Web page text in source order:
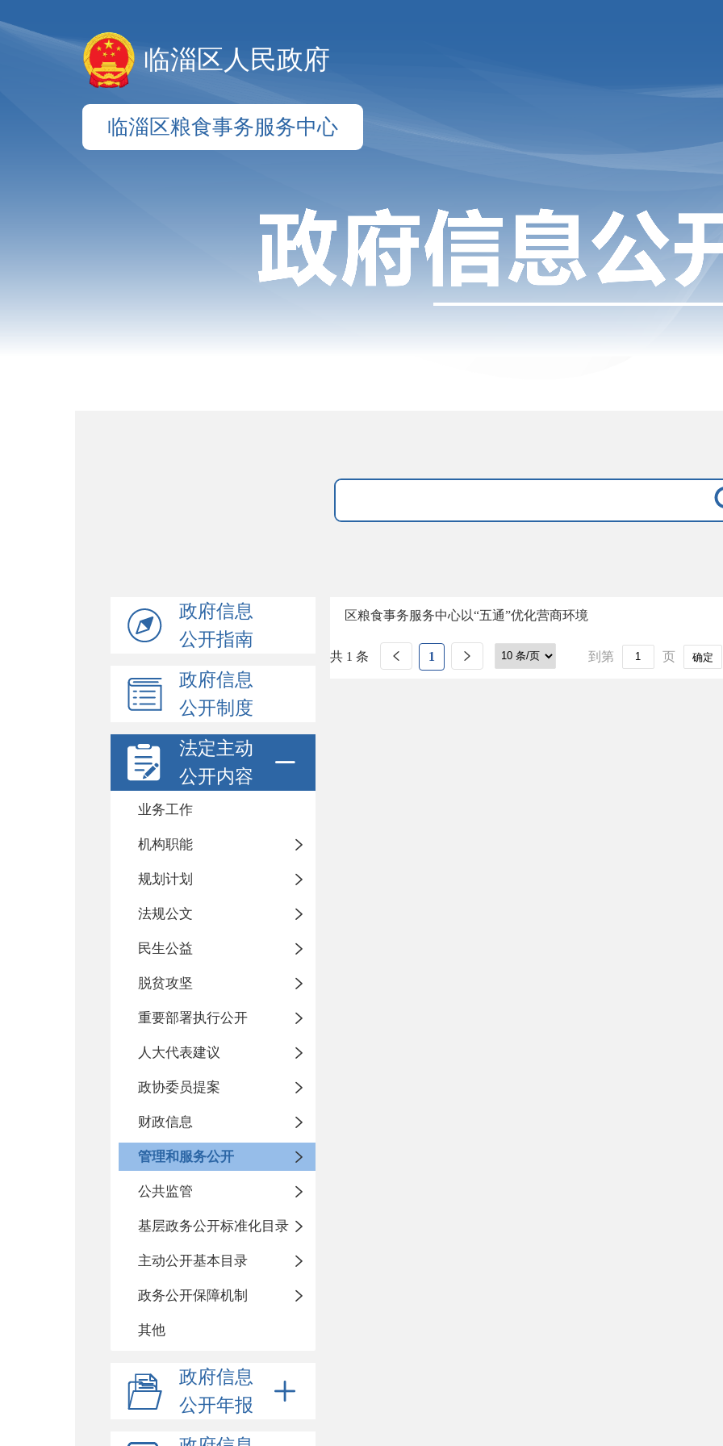
临淄区人民政府
临淄区粮食事务服务中心
政府信息
公开指南
政府信息
公开制度
法定主动
公开内容
业务工作
机构职能
规划计划
法规公文
民生公益
脱贫攻坚
重要部署执行公开
人大代表建议
政协委员提案
财政信息
管理和服务公开
公共监管
基层政务公开标准化目录
主动公开基本目录
政务公开保障机制
其他
政府信息
公开年报
区粮食事务服务中心以“五通”优化营商环境
共 1 条 1 到第 页 确定